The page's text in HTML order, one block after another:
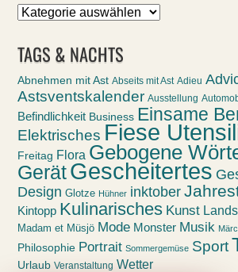
Sortiert
TAGS & NACHTS
Abnehmen mit Ast Abseits mit Ast Adieu
Astsventskalender Ausstellung
Befindlichkeit Business Einsame
Elektrisches Fiese
Freitag Flora Gebogene
GerätGescheitertes
Design Glotze Hühner inktober
Kintopp Kulinarisches Kunst
Madam et Müsjö Mode Monster Musik
Philosophie Portrait Sommergemüse Sport
Urlaub Veranstaltung Wetter